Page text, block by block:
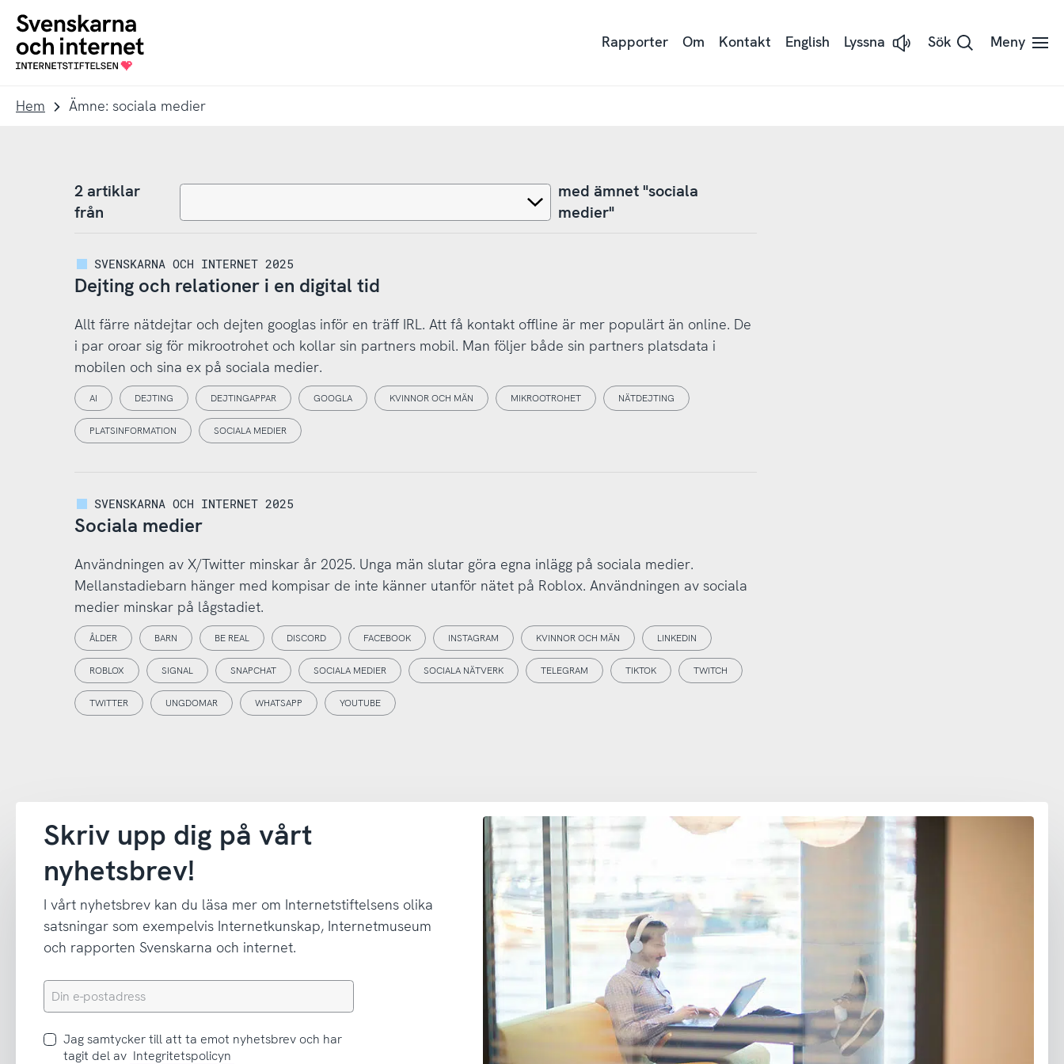
navigation
innehåll
To
startpage
Rapporter Om Kontakt English Lyssna
Lyssna Sök Meny
Hem Ämne: sociala medier
2 artiklar
från
med ämnet "sociala
medier"
SVENSKARNA OCH INTERNET 2025
Dejting och relationer i en digital tid
Allt färre nätdejtar och dejten googlas inför en träff IRL. Att få kontakt offline är mer populärt än online. De
i par oroar sig för mikrootrohet och kollar sin partners mobil. Man följer både sin partners platsdata i
mobilen och sina ex på sociala medier.
AI DEJTING DEJTINGAPPAR GOOGLA KVINNOR OCH MÄN MIKROOTROHET NÄTDEJTING
PLATSINFORMATION SOCIALA MEDIER
SVENSKARNA OCH INTERNET 2025
Sociala medier
Användningen av X/Twitter minskar år 2025. Unga män slutar göra egna inlägg på sociala medier.
Mellanstadiebarn hänger med kompisar de inte känner utanför nätet på Roblox. Användningen av sociala
medier minskar på lågstadiet.
ÅLDER BARN BE REAL DISCORD FACEBOOK INSTAGRAM KVINNOR OCH MÄN LINKEDIN
ROBLOX SIGNAL SNAPCHAT SOCIALA MEDIER SOCIALA NÄTVERK TELEGRAM TIKTOK TWITCH
TWITTER UNGDOMAR WHATSAPP YOUTUBE
Skriv upp dig på vårt
nyhetsbrev!
I vårt nyhetsbrev kan du läsa mer om Internetstiftelsens olika
satsningar som exempelvis Internetkunskap, Internetmuseum
och rapporten Svenskarna och internet.
Din
e-
Jag
samtycker
Jag samtycker till att ta emot nyhetsbrev och har
tagit del av Integritetspolicyn